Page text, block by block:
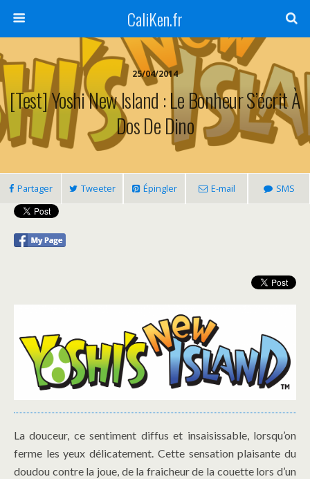
CaliKen.fr
25/04/2014
[Test] Yoshi New Island : Le Bonheur S’écrit À
Dos De Dino
Partager Tweeter Épingler E-mail SMS
La douceur, ce sentiment diffus et insaisissable, lorsqu’on
ferme les yeux délicatement. Cette sensation plaisante du
doudou contre la joue, de la fraicheur de la couette lors d’un